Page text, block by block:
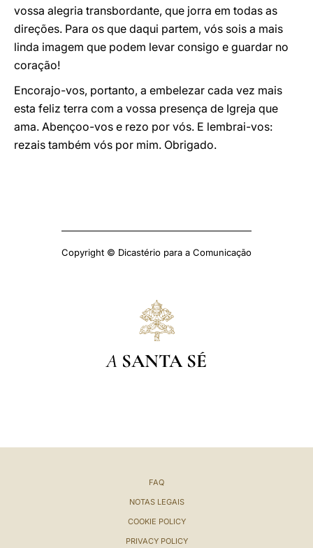
vossa alegria transbordante, que jorra em todas as
direções. Para os que daqui partem, vós sois a mais
linda imagem que podem levar consigo e guardar no
coração!
Encorajo-vos, portanto, a embelezar cada vez mais
esta feliz terra com a vossa presença de Igreja que
ama. Abençoo-vos e rezo por vós. E lembrai-vos:
rezais também vós por mim. Obrigado.
Copyright © Dicastério para a Comunicação
A SANTA SÉ
FAQ
NOTAS LEGAIS
COOKIE POLICY
PRIVACY POLICY